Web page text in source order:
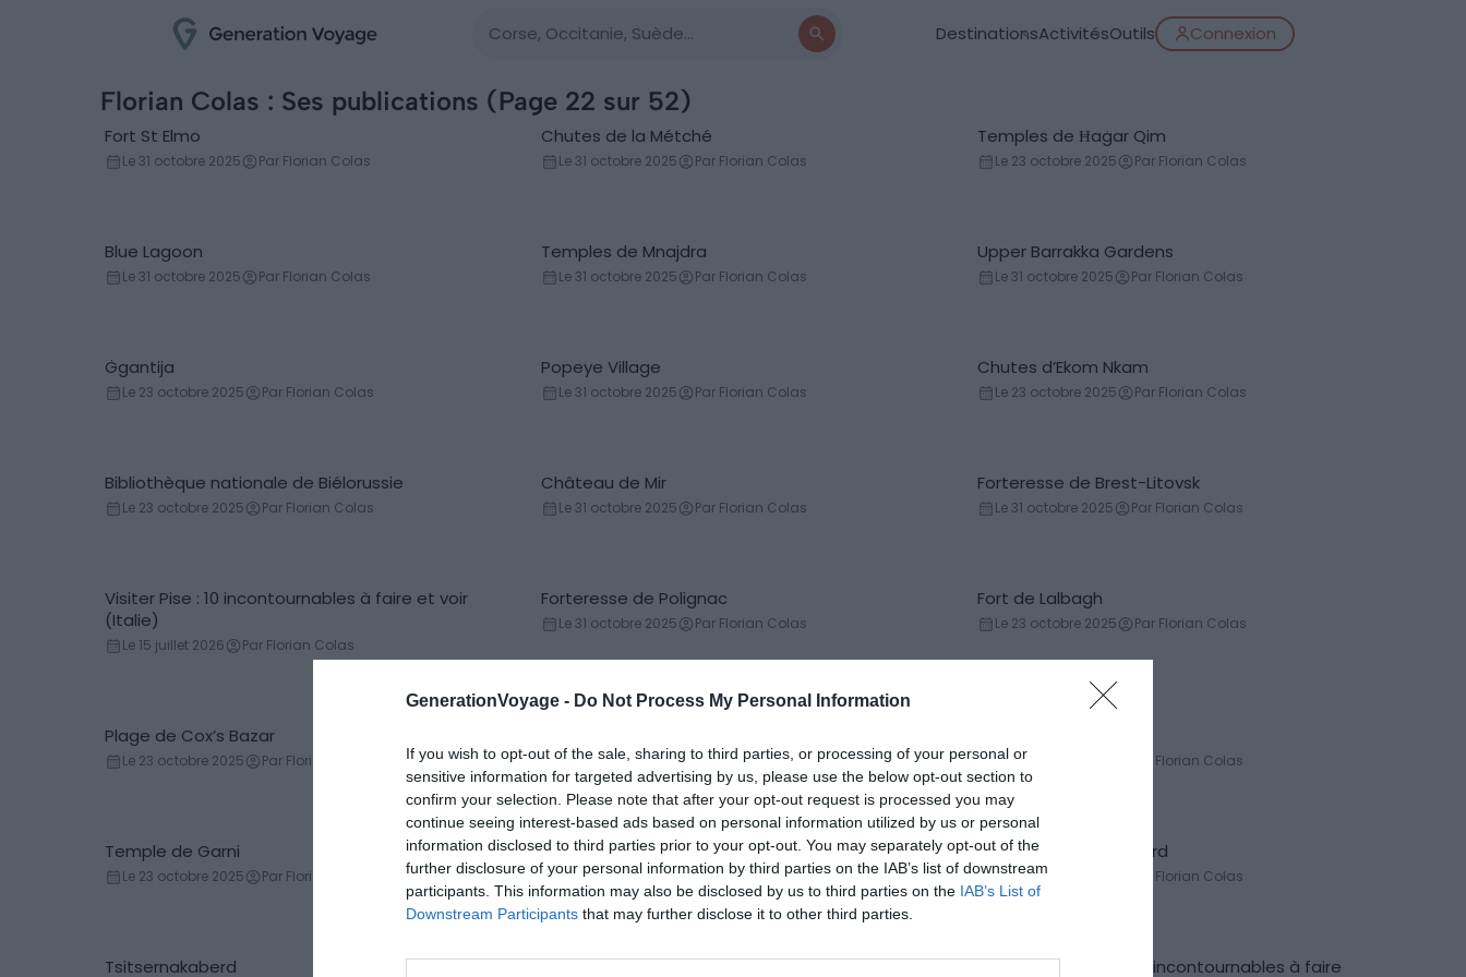
GenerationVoyage - Do Not Process My Personal Information
If you wish to opt-out of the sale, sharing to third parties, or processing of your personal or
sensitive information for targeted advertising by us, please use the below opt-out section to
confirm your selection. Please note that after your opt-out request is processed you may
continue seeing interest-based ads based on personal information utilized by us or personal
information disclosed to third parties prior to your opt-out. You may separately opt-out of the
further disclosure of your personal information by third parties on the IAB’s list of downstream
participants. This information may also be disclosed by us to third parties on the IAB’s List of
Downstream Participants that may further disclose it to other third parties.
DestinationsActivitésOutils Connexion
Florian Colas : Ses publications (Page 22 sur 52)
Monument
Fort St Elmo
Le 31 octobre 2025 Par Florian Colas Cascade
Chutes de la Métché
Le 31 octobre 2025 Par Florian Colas Temple
Temples de Ħaġar Qim
Le 23 octobre 2025 Par Florian Colas
Lieux
Blue Lagoon
Le 31 octobre 2025 Par Florian Colas Temple
Temples de Mnajdra
Le 31 octobre 2025 Par Florian Colas Lieux
Upper Barrakka Gardens
Le 31 octobre 2025 Par Florian Colas
Site archéologique
Ġgantija
Le 23 octobre 2025 Par Florian Colas Lieux
Popeye Village
Le 31 octobre 2025 Par Florian Colas Cascade
Chutes d’Ekom Nkam
Le 23 octobre 2025 Par Florian Colas
Bibliothèque
Bibliothèque nationale de Biélorussie
Le 23 octobre 2025 Par Florian Colas Château
Château de Mir
Le 31 octobre 2025 Par Florian Colas Forteresse
Forteresse de Brest-Litovsk
Le 31 octobre 2025 Par Florian Colas
Incontournables
Visiter Pise : 10 incontournables à faire et voir
(Italie)
Le 15 juillet 2026 Par Florian Colas
Forteresse
Forteresse de Polignac
Le 31 octobre 2025 Par Florian Colas Château
Fort de Lalbagh
Le 23 octobre 2025 Par Florian Colas
Plage
Plage de Cox’s Bazar
Le 23 octobre 2025 Par Florian Colas Mosquée
Le 31 octobre 2025 Par Florian Colas Monastère
Le 31 octobre 2025 Par Florian Colas
Temple
Temple de Garni
Le 23 octobre 2025 Par Florian Colas Monastère
Monastère de Khor Virap
Le 23 octobre 2025 Par Florian Colas Monastère
Monastère de Geghard
Le 31 octobre 2025 Par Florian Colas
Tsitsernakaberd Arènes de Lutèce
Visiter la Toscane : 10 incontournables à faire